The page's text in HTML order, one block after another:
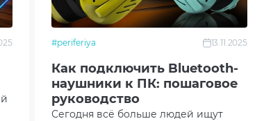
#periferiya 13.11.2025
Как подключить Bluetooth-
наушники к ПК: пошаговое
руководство
Сегодня всё больше людей ищут